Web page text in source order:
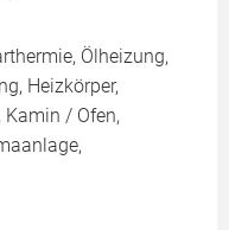
Ölheizung,
Heizkörper,
/ Ofen,